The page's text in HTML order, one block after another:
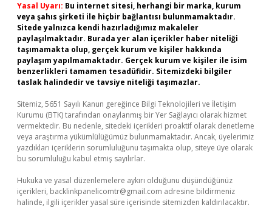
Yasal Uyarı: Bu internet sitesi, herhangi bir marka, kurum
veya şahıs şirketi ile hiçbir bağlantısı bulunmamaktadır.
Sitede yalnızca kendi hazırladığımız makaleler
paylaşılmaktadır. Burada yer alan içerikler haber niteliği
taşımamakta olup, gerçek kurum ve kişiler hakkında
paylaşım yapılmamaktadır. Gerçek kurum ve kişiler ile isim
benzerlikleri tamamen tesadüfidir. Sitemizdeki bilgiler
taslak halindedir ve tavsiye niteliği taşımazlar.
Sitemiz, 5651 Sayılı Kanun gereğince Bilgi Teknolojileri ve İletişim
Kurumu (BTK) tarafından onaylanmış bir Yer Sağlayıcı olarak hizmet
vermektedir. Bu nedenle, sitedeki içerikleri proaktif olarak denetleme
veya araştırma yükümlülüğümüz bulunmamaktadır. Ancak, üyelerimiz
yazdıkları içeriklerin sorumluluğunu taşımakta olup, siteye üye olarak
bu sorumluluğu kabul etmiş sayılırlar.
Hukuka ve yasal düzenlemelere aykırı olduğunu düşündüğünüz
içerikleri, backlinkpanelicomtr@gmail.com adresine bildirmeniz
halinde, ilgili içerikler yasal süre içerisinde sitemizden kaldırılacaktır.